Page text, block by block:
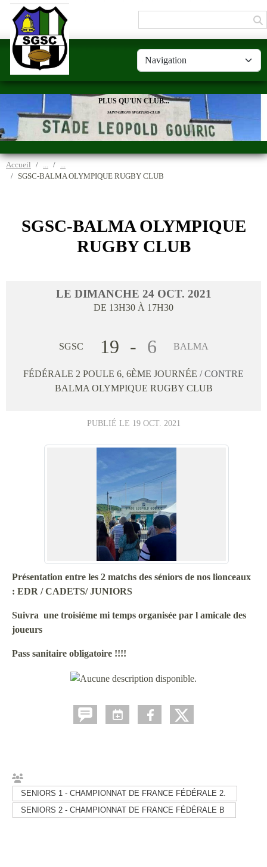
PLUS QU'UN CLUB...
SAINT-GIRONS SPORTING-CLUB
Accueil
SGSC-BALMA OLYMPIQUE RUGBY CLUB
SGSC-BALMA OLYMPIQUE
RUGBY CLUB
LE DIMANCHE 24 OCT. 2021
DE 13H30 À 17H30
SGSC 19 - 6 BALMA
FÉDÉRALE 2 POULE 6, 6ÈME JOURNÉE / CONTRE
BALMA OLYMPIQUE RUGBY CLUB
PUBLIÉ LE 19 OCT. 2021
Présentation entre les 2 matchs des séniors de nos lionceaux
: EDR / CADETS/ JUNIORS
Suivra une troisiéme mi temps organisée par l amicale des
joueurs
Pass sanitaire obligatoire !!!!
SENIORS 1 - CHAMPIONNAT DE FRANCE FÉDÉRALE 2.
SENIORS 2 - CHAMPIONNAT DE FRANCE FÉDÉRALE B
Panneau de gestion des cookies